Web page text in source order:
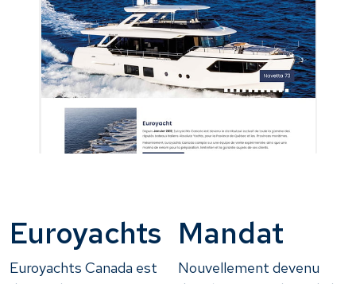
Euroyachts
Euroyachts Canada est
Mandat
Nouvellement devenu